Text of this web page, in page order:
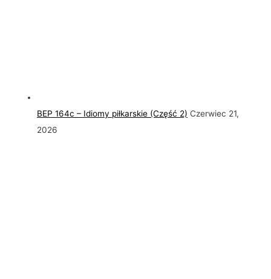
BEP 164c – Idiomy piłkarskie (Część 2) Czerwiec 21,
2026